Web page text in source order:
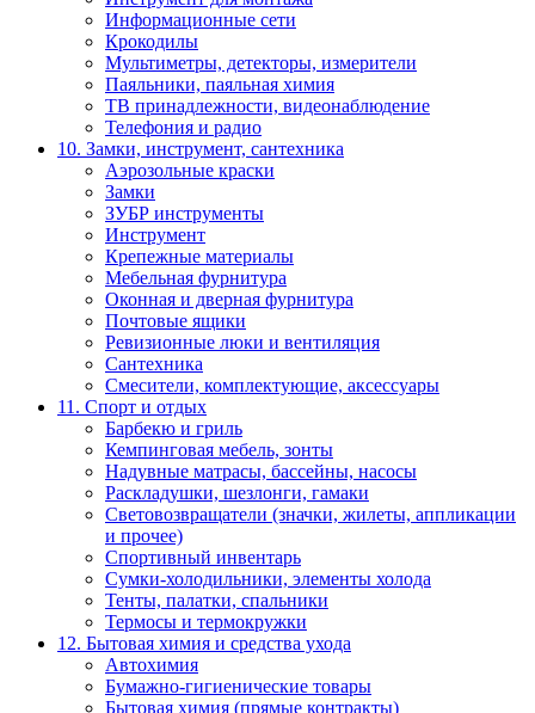
Информационные сети
Крокодилы
Мультиметры, детекторы, измерители
Паяльники, паяльная химия
ТВ принадлежности, видеонаблюдение
Телефония и радио
10. Замки, инструмент, сантехника
Аэрозольные краски
Замки
ЗУБР инструменты
Инструмент
Крепежные материалы
Мебельная фурнитура
Оконная и дверная фурнитура
Почтовые ящики
Ревизионные люки и вентиляция
Сантехника
Смесители, комплектующие, аксессуары
11. Спорт и отдых
Барбекю и гриль
Кемпинговая мебель, зонты
Надувные матрасы, бассейны, насосы
Раскладушки, шезлонги, гамаки
Световозвращатели (значки, жилеты, аппликации
и прочее)
Спортивный инвентарь
Сумки-холодильники, элементы холода
Тенты, палатки, спальники
Термосы и термокружки
12. Бытовая химия и средства ухода
Автохимия
Бумажно-гигиенические товары
Бытовая химия (прямые контракты)